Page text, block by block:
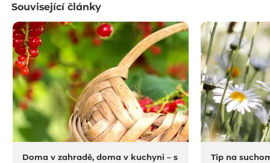
Související články
Doma v zahradě, doma v kuchyni – s
Tip na